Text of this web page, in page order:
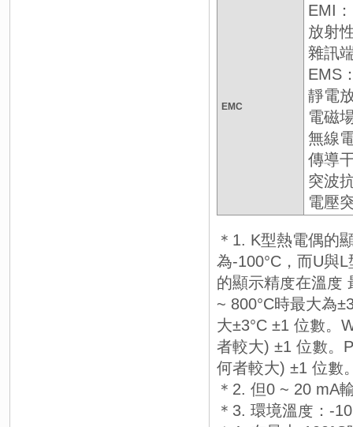
EMC
EMI
放射
雜訊
EMS
靜電
電磁
無線
傳導
突波
電壓
＊1. K型熱電偶的
為-100°C，而U與
的顯示精度在溫度
~ 800°C時最大為
大±3°C ±1 位數。
者較大) ±1 位數。
何者較大) ±1 位數
＊2. 但0 ~ 20 mA
＊3. 環境溫度：-